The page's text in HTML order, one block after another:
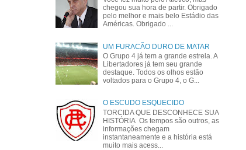
chegou sua hora de partir. Obrigado
pelo melhor e mais belo Estádio das
Américas. Obrigado ...
UM FURACÃO DURO DE MATAR
O Grupo 4 já tem a grande estrela. A
Libertadores já tem seu grande
destaque. Todos os olhos estão
voltados para o Grupo 4, o G...
O ESCUDO ESQUECIDO
TORCIDA QUE DESCONHECE SUA
HISTÓRIA Os tempos são outros, as
informações chegam
instantaneamente e a história está
muito mais acess...